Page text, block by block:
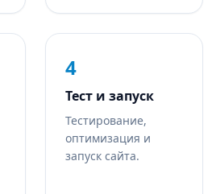
4
Тест и запуск
Тестирование,
оптимизация и
запуск сайта.